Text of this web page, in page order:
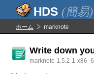
(簡易)
ホーム marknote
Write down
marknote-1.5.2-1-